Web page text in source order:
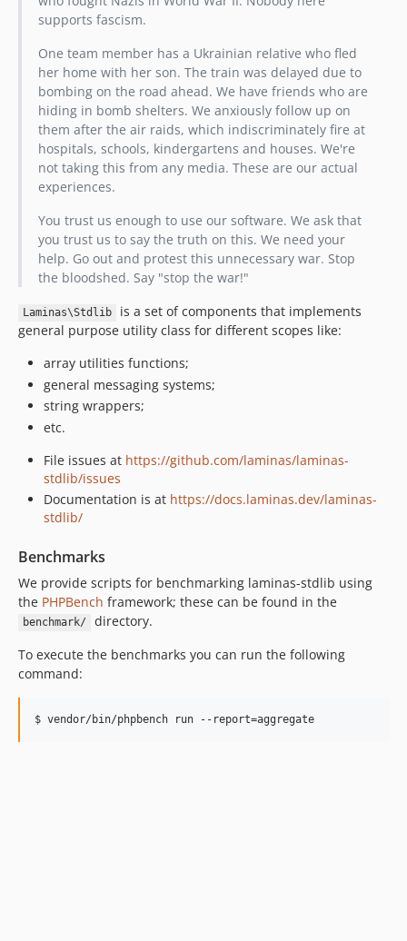
3.2.1
3.2.0
3.1.1
3.1.0
3.0.1
3.0.0
2.7.9
2.7.8
2.7.7
2.7.6
2.7.5
2.7.4
2.7.3
2.7.2
2.7.1
2.7.0
2.6.0
2.5.2
2.5.1
2.5.0
2.4.13
2.4.12
2.4.11
2.4.10
2.4.8
2.4.7
2.4.3
supports fascism.
One team member has a Ukrainian relative who fled
her home with her son. The train was delayed due to
bombing on the road ahead. We have friends who are
hiding in bomb shelters. We anxiously follow up on
them after the air raids, which indiscriminately fire at
hospitals, schools, kindergartens and houses. We're
not taking this from any media. These are our actual
experiences.
You trust us enough to use our software. We ask that
you trust us to say the truth on this. We need your
help. Go out and protest this unnecessary war. Stop
the bloodshed. Say "stop the war!"
Laminas\Stdlib
is a set of components that implements
general purpose utility class for different scopes like:
array utilities functions;
general messaging systems;
string wrappers;
etc.
File issues at https://github.com/laminas/laminas-
stdlib/issues
Documentation is at https://docs.laminas.dev/laminas-
stdlib/
Benchmarks
We provide scripts for benchmarking laminas-stdlib using
the PHPBench framework; these can be found in the
benchmark/
directory.
To execute the benchmarks you can run the following
command:
$ vendor/bin/phpbench run --report=aggregate